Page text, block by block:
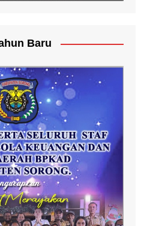
Baru